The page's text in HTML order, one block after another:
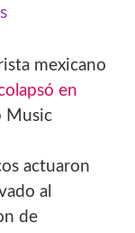
mexicano
en
Music
actuaron
al
de